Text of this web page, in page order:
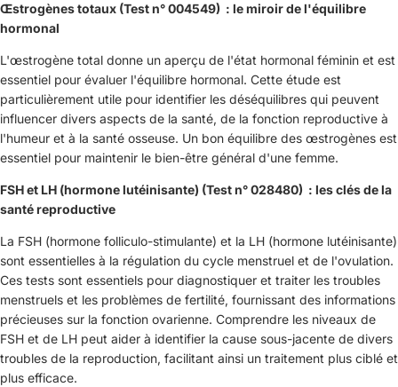
Œstrogènes totaux (Test n° 004549) : le miroir de l'équilibre
hormonal
L'œstrogène total donne un aperçu de l'état hormonal féminin et est
essentiel pour évaluer l'équilibre hormonal. Cette étude est
particulièrement utile pour identifier les déséquilibres qui peuvent
influencer divers aspects de la santé, de la fonction reproductive à
l'humeur et à la santé osseuse. Un bon équilibre des œstrogènes est
essentiel pour maintenir le bien-être général d'une femme.
FSH et LH (hormone lutéinisante) (Test n° 028480) : les clés de la
santé reproductive
La FSH (hormone folliculo-stimulante) et la LH (hormone lutéinisante)
sont essentielles à la régulation du cycle menstruel et de l'ovulation.
Ces tests sont essentiels pour diagnostiquer et traiter les troubles
menstruels et les problèmes de fertilité, fournissant des informations
précieuses sur la fonction ovarienne. Comprendre les niveaux de
FSH et de LH peut aider à identifier la cause sous-jacente de divers
troubles de la reproduction, facilitant ainsi un traitement plus ciblé et
plus efficace.